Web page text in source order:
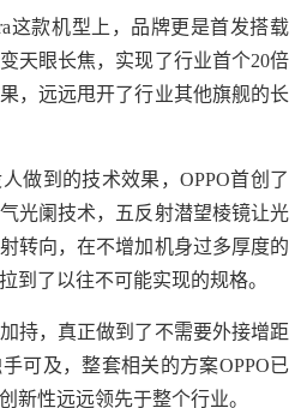
款机型上，品牌更是首发搭载
天眼长焦，实现了行业首个20倍
，远远甩开了行业其他旗舰的长
到的技术效果，OPPO首创了
光阑技术，五反射潜望棱镜让光
转向，在不增加机身过多厚度的
到了以往不可能实现的规格。
，真正做到了不需要外接增距
可及，整套相关的方案OPPO已
新性远远领先于整个行业。